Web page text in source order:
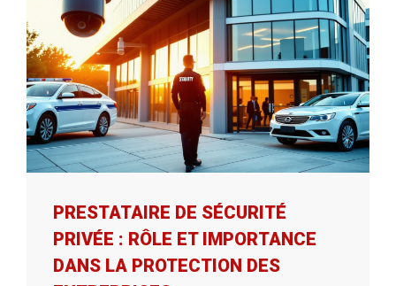
PRESTATAIRE DE SÉCURITÉ
PRIVÉE : RÔLE ET IMPORTANCE
DANS LA PROTECTION DES